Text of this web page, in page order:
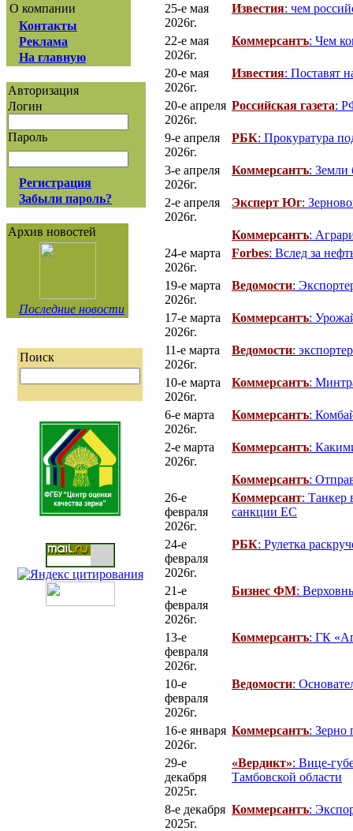
О компании
Контакты
Реклама
На главную
Авторизация
Логин
Пароль
Регистрация
Забыли пароль?
Архив новостей
Последние новости
Поиск
25-е мая
2026г.
Известия: чем
22-е мая
2026г.
Коммерсантъ: Чем
20-е мая
2026г.
Известия: Поставят
20-е апреля
2026г.
Российская газета:
9-е апреля
2026г.
РБК: Прокуратура
3-е апреля
2026г.
Коммерсантъ: Земли
2-е апреля
2026г.
Эксперт Юг:
Коммерсантъ:
24-е марта
2026г.
Forbes: Вслед за
19-е марта
2026г.
Ведомости:
17-е марта
2026г.
Коммерсантъ:
11-е марта
2026г.
Ведомости:
10-е марта
2026г.
Коммерсантъ:
6-е марта
2026г.
Коммерсантъ:
2-е марта
2026г.
Коммерсантъ:
Коммерсантъ:
26-е
февраля
2026г.
Коммерсант: Танкер
санкции ЕС
24-е
февраля
2026г.
РБК: Рулетка
21-е
февраля
2026г.
Бизнес ФМ:
13-е
февраля
2026г.
Коммерсантъ: ГК
10-е
февраля
2026г.
Ведомости:
16-е января
2026г.
Коммерсантъ: Зерно
29-е
декабря
2025г.
«Вердикт»: Вице-
Тамбовской области
8-е декабря
2025г.
Коммерсантъ: